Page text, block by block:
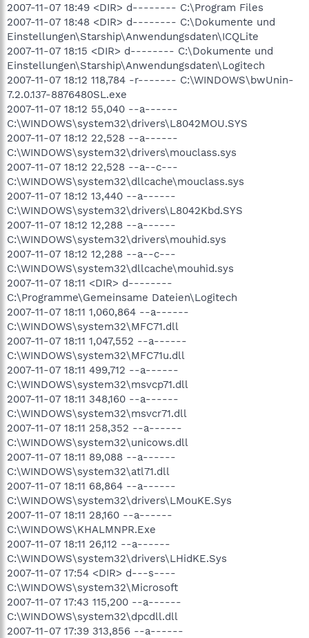
2007-11-07 18:49 <DIR> d-------- C:\Program Files
2007-11-07 18:48 <DIR> d-------- C:\Dokumente und
Einstellungen\Starship\Anwendungsdaten\ICQLite
2007-11-07 18:15 <DIR> d-------- C:\Dokumente und
Einstellungen\Starship\Anwendungsdaten\Logitech
2007-11-07 18:12 118,784 -r------- C:\WINDOWS\bwUnin-
7.2.0.137-8876480SL.exe
2007-11-07 18:12 55,040 --a------
C:\WINDOWS\system32\drivers\L8042MOU.SYS
2007-11-07 18:12 22,528 --a------
C:\WINDOWS\system32\drivers\mouclass.sys
2007-11-07 18:12 22,528 --a--c---
C:\WINDOWS\system32\dllcache\mouclass.sys
2007-11-07 18:12 13,440 --a------
C:\WINDOWS\system32\drivers\L8042Kbd.SYS
2007-11-07 18:12 12,288 --a------
C:\WINDOWS\system32\drivers\mouhid.sys
2007-11-07 18:12 12,288 --a--c---
C:\WINDOWS\system32\dllcache\mouhid.sys
2007-11-07 18:11 <DIR> d--------
C:\Programme\Gemeinsame Dateien\Logitech
2007-11-07 18:11 1,060,864 --a------
C:\WINDOWS\system32\MFC71.dll
2007-11-07 18:11 1,047,552 --a------
C:\WINDOWS\system32\MFC71u.dll
2007-11-07 18:11 499,712 --a------
C:\WINDOWS\system32\msvcp71.dll
2007-11-07 18:11 348,160 --a------
C:\WINDOWS\system32\msvcr71.dll
2007-11-07 18:11 258,352 --a------
C:\WINDOWS\system32\unicows.dll
2007-11-07 18:11 89,088 --a------
C:\WINDOWS\system32\atl71.dll
2007-11-07 18:11 68,864 --a------
C:\WINDOWS\system32\drivers\LMouKE.Sys
2007-11-07 18:11 28,160 --a------
C:\WINDOWS\KHALMNPR.Exe
2007-11-07 18:11 26,112 --a------
C:\WINDOWS\system32\drivers\LHidKE.Sys
2007-11-07 17:54 <DIR> d---s----
C:\WINDOWS\system32\Microsoft
2007-11-07 17:43 115,200 --a------
C:\WINDOWS\system32\dpcdll.dll
2007-11-07 17:39 313,856 --a------